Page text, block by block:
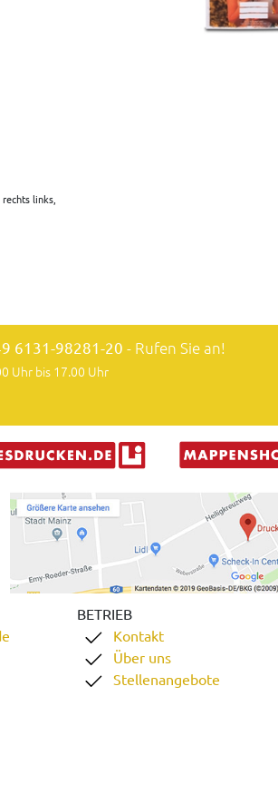
links,
6131-98281-20 - Rufen Sie an!
Uhr bis 17.00 Uhr
BETRIEB
Kontakt
Über uns
Stellenangebote